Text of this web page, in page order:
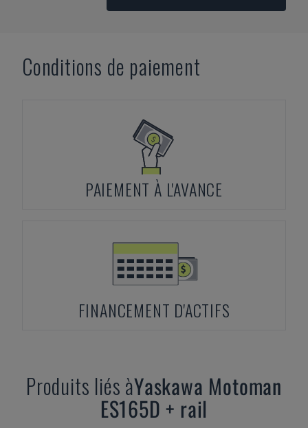
Conditions de paiement
PAIEMENT À L'AVANCE
FINANCEMENT D'ACTIFS
Produits liés àYaskawa Motoman
ES165D + rail